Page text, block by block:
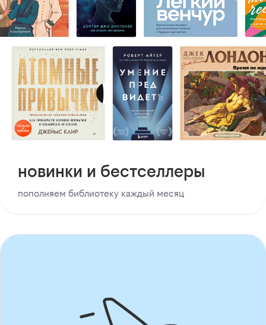
новинки и бестселлеры
пополняем библиотеку каждый месяц